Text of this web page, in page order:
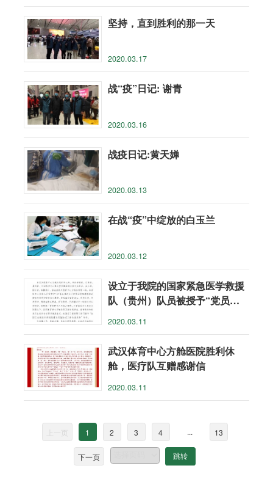
坚持，直到胜利的那一天
2020.03.17
战“疫”日记: 谢青
2020.03.16
战疫日记:黄天婵
2020.03.13
在战“疫”中绽放的白玉兰
2020.03.12
设立于我院的国家紧急医学救援
队（贵州）队员被授予“党员先
2020.03.11
武汉体育中心方舱医院胜利休
舱，医疗队互赠感谢信
2020.03.11
上一页 1 2 3 4 ... 13
下一页 跳转